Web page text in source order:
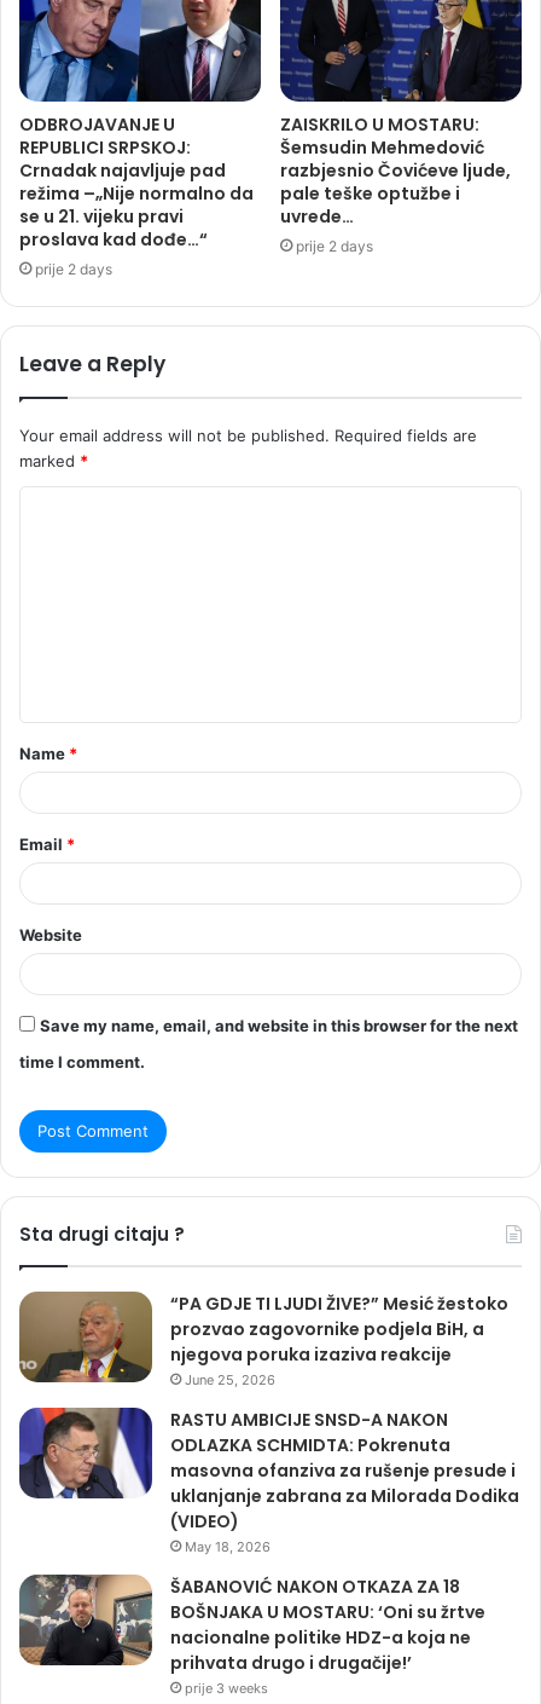
ODBROJAVANJE U
REPUBLICI SRPSKOJ:
Crnadak najavljuje pad
režima –„Nije normalno da
se u 21. vijeku pravi
proslava kad dođe…“
prije 2 days
ZAISKRILO U MOSTARU:
Šemsudin Mehmedović
razbjesnio Čovićeve ljude,
pale teške optužbe i
uvrede…
prije 2 days
Leave a Reply
Your email address will not be published. Required fields are
marked *
t
*
Name *
Email *
Website
Save my name, email, and website in this browser for the next
time I comment.
Sta drugi citaju ?
“PA GDJE TI LJUDI ŽIVE?” Mesić žestoko
prozvao zagovornike podjela BiH, a
njegova poruka izaziva reakcije
June 25, 2026
RASTU AMBICIJE SNSD-A NAKON
ODLAZKA SCHMIDTA: Pokrenuta
masovna ofanziva za rušenje presude i
uklanjanje zabrana za Milorada Dodika
(VIDEO)
May 18, 2026
ŠABANOVIĆ NAKON OTKAZA ZA 18
BOŠNJAKA U MOSTARU: ‘Oni su žrtve
nacionalne politike HDZ-a koja ne
prihvata drugo i drugačije!’
prije 3 weeks